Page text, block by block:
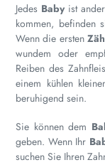
Jedes Baby ist
kommen, befinden
Wenn die ersten
wundem oder
Reiben des
einem kühlen
beruhigend sein.
Sie können dem
geben. Wenn Ihr
suchen Sie Ihren